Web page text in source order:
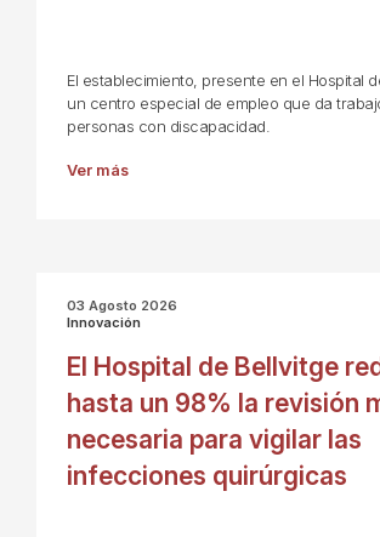
El establecimiento, presente en el Hospital
un centro especial de empleo que da
personas con discapacidad.
Ver más
03 Agosto 2026
Innovación
El Hospital de Bellvitge
hasta un 98% la revisión
necesaria para vigilar las
infecciones quirúrgicas